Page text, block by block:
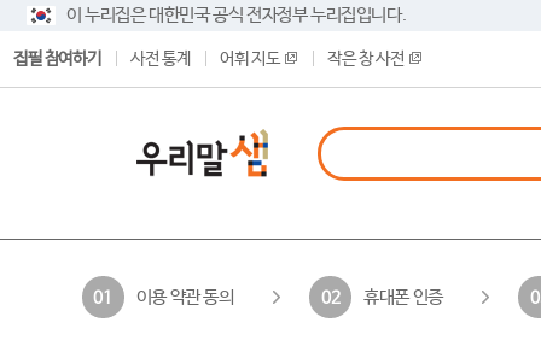
이 누리집은 대한민국 공식 전자정부 누리집입니다.
집필 참여하기 사전 통계 어휘 지도 작은 창 사전
01 이용 약관 동의 02 휴대폰 인증